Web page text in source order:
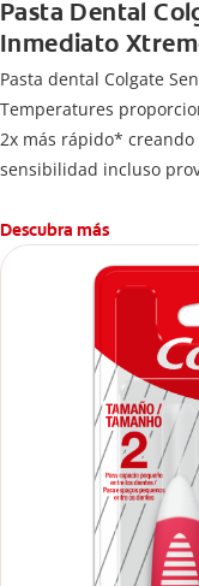
Pasta Dental
Inmediato
Pasta dental Colgate
Temperatures
2x más rápido*
sensibilidad incluso
estudios clínicos
**Con uso regularr
Descubra más